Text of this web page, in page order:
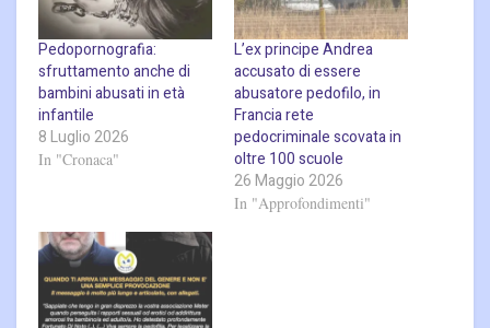
Pedopornografia:
sfruttamento anche di
bambini abusati in età
infantile
8 Luglio 2026
In "Cronaca"
L’ex principe Andrea
accusato di essere
abusatore pedofilo, in
Francia rete
pedocriminale scovata in
oltre 100 scuole
26 Maggio 2026
In "Approfondimenti"